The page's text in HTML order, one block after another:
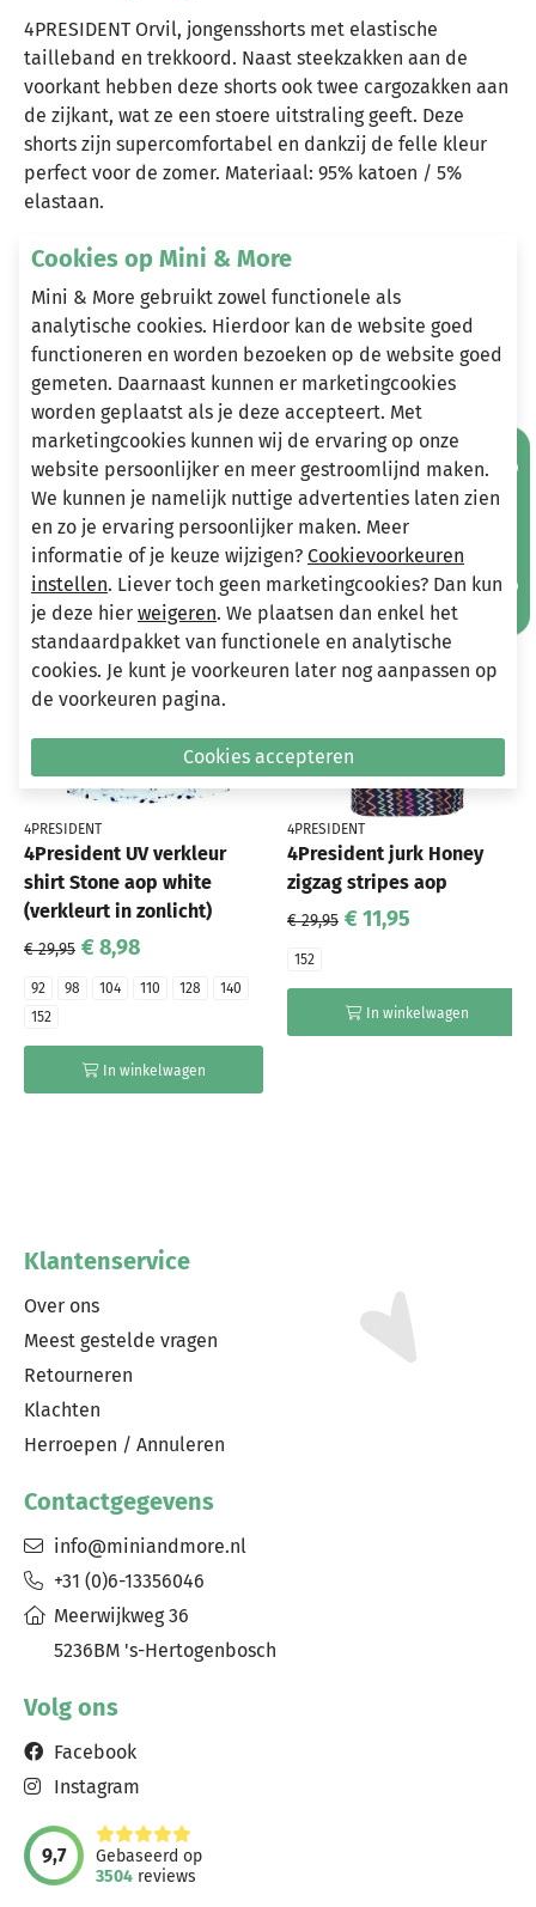
4PRESIDENT Orvil, jongensshorts met elastische
tailleband en trekkoord. Naast steekzakken aan de
voorkant hebben deze shorts ook twee cargozakken aan
de zijkant, wat ze een stoere uitstraling geeft. Deze
shorts zijn supercomfortabel en dankzij de felle kleur
perfect voor de zomer. Materiaal: 95% katoen / 5%
elastaan.
Heeft u vragen?
Stuur een e-mail
info@miniandmore.nl
Andere bekeken ook
Wellicht ook iets voor jou?
-70%
4PRESIDENT
4President UV verkleur
shirt Stone aop white
(verkleurt in zonlicht)
€ 29,95 € 8,98
92 98 104 110 128
140
152
In winkelwagen
-60%
4PRESIDENT
4President jurk Honey
zigzag stripes aop
€ 29,95 € 11,95
152
In winkelwagen
Klantenservice
Over ons
Meest gestelde vragen
Retourneren
Klachten
Herroepen / Annuleren
Contactgegevens
info@miniandmore.nl
+31 (0)6-13356046
Meerwijkweg 36
5236BM 's-Hertogenbosch
Volg ons
Facebook
Instagram
9,7
Gebaseerd op
3504 reviews
Mis geen aanbiedingen!
Cookies op Mini & More
Mini & More gebruikt zowel functionele als
analytische cookies. Hierdoor kan de website goed
functioneren en worden bezoeken op de website goed
gemeten. Daarnaast kunnen er marketingcookies
worden geplaatst als je deze accepteert. Met
marketingcookies kunnen wij de ervaring op onze
website persoonlijker en meer gestroomlijnd maken.
We kunnen je namelijk nuttige advertenties laten zien
en zo je ervaring persoonlijker maken. Meer
informatie of je keuze wijzigen? Cookievoorkeuren
instellen. Liever toch geen marketingcookies? Dan kun
je deze hier weigeren. We plaatsen dan enkel het
standaardpakket van functionele en analytische
cookies. Je kunt je voorkeuren later nog aanpassen op
de voorkeuren pagina.
Cookies accepteren